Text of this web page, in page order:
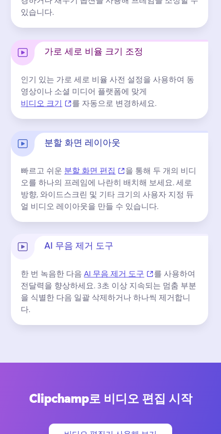
있습니다.
가로 세로 비율 크기 조정
인기 있는 가로 세로 비율 사전 설정을 사용하여 동
영상이나 소셜 미디어 플랫폼에 맞게
비디오 크기
(opens in a new tab)
를 자동으로 변경하세요.
분할 화면 레이아웃
빠르고 쉬운 분할 화면 편집 (opens in a new tab)
을 통해 두 개의 비디
오를 하나의 프레임에 나란히 배치해 보세요. 세로
방향, 와이드스크린 및 기타 크기의 사용자 지정 듀
얼 비디오 레이아웃을 만들 수 있습니다.
AI 무음 제거 도구
한 번 녹음한 다음 AI 무음 제거 도구 (opens in a new
를 사용하여
전달력을 향상하세요. 3초 이상 지속되는 멈춤 부분
을 식별한 다음 일괄 삭제하거나 하나씩 제거합니
다.
Clipchamp로 비디오 편집 시작